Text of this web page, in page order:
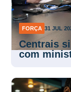
FORÇA 31 JUL
Centrais
com